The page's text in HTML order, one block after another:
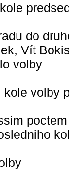
do
Vít
volby
kole volby